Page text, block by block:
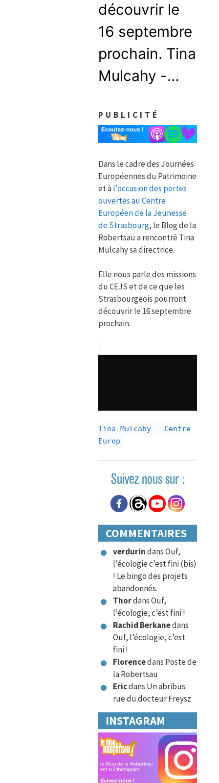
découvrir le
16 septembre
prochain. Tina
Mulcahy -…
PUBLICITÉ
Dans le cadre des Journées
Européennes du Patrimoine
et àl’occasion des portes
ouvertes au Centre
Européen de la Jeunesse
de Strasbourg, le Blog de la
Robertsau a rencontré Tina
Mulcahy sa directrice.
Elle nous parle des missions
du CEJS et de ce que les
Strasbourgeois pourront
découvrir le 16 septembre
prochain.
Tina Mulcahy - Centre
Europ
Suivez nous sur :
COMMENTAIRES
verdurindansOuf,
l’écologie c’est fini (bis)
! Le bingo des projets
abandonnés.
ThordansOuf,
l’écologie, c’est fini !
Rachid Berkanedans
Ouf, l’écologie, c’est
fini !
Florencedans Poste de
la Robertsau
Ericdans Un abribus
rue du docteur Freysz
INSTAGRAM